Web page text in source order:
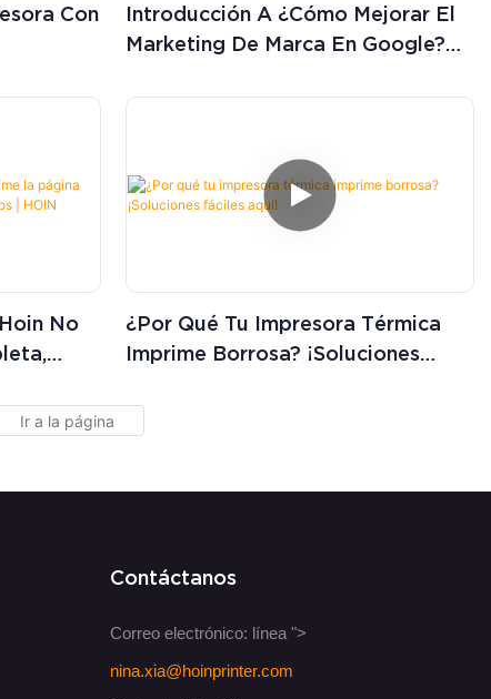
Con
Introducción A ¿Cómo Mejorar El
Marketing De Marca En Google?
No
¿Por Qué Tu Impresora Térmica
Imprime Borrosa? ¡Soluciones
Contáctanos
Correo electrónico: línea ">
nina.xia@hoinprinter.com